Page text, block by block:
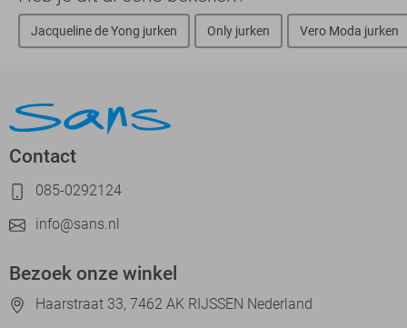
Jacqueline de Yong jurken Only jurken Vero Moda jurken
Contact
085-0292124
info@sans.nl
Bezoek onze winkel
Haarstraat 33, 7462 AK RIJSSEN Nederland